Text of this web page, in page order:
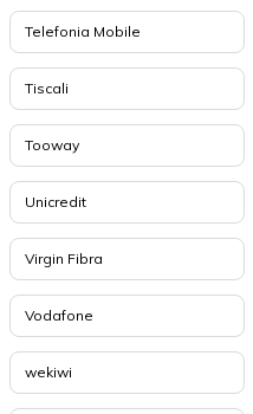
Telefonia Mobile
Tiscali
Tooway
Unicredit
Virgin Fibra
Vodafone
wekiwi